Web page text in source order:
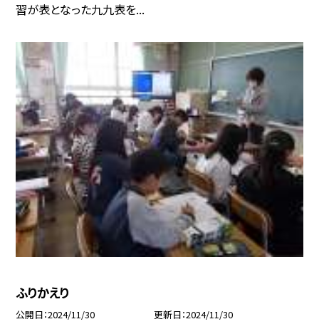
習が表となった九九表を...
ふりかえり
公開日 2024/11/30 更新日 2024/11/30